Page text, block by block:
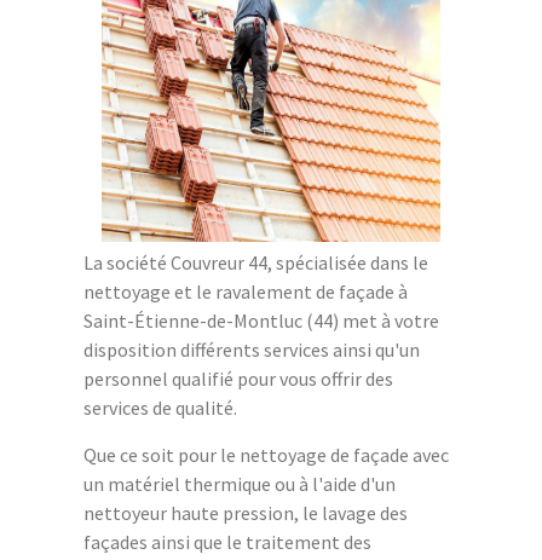
La société Couvreur 44, spécialisée dans le
nettoyage et le ravalement de façade à
Saint-Étienne-de-Montluc (44) met à votre
disposition différents services ainsi qu'un
personnel qualifié pour vous offrir des
services de qualité.
Que ce soit pour le nettoyage de façade avec
un matériel thermique ou à l'aide d'un
nettoyeur haute pression, le lavage des
façades ainsi que le traitement des